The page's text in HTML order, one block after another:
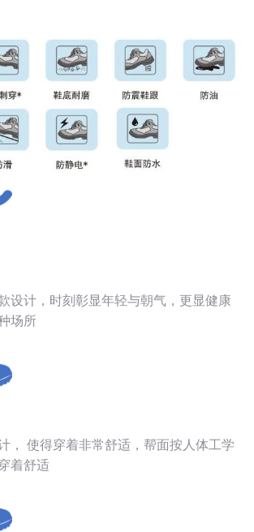
设计，时刻彰显年轻与朝气，更显健康
场所
， 使得穿着非常舒适，帮面按人体工学
着舒适